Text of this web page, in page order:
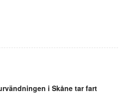
i Skåne tar fart